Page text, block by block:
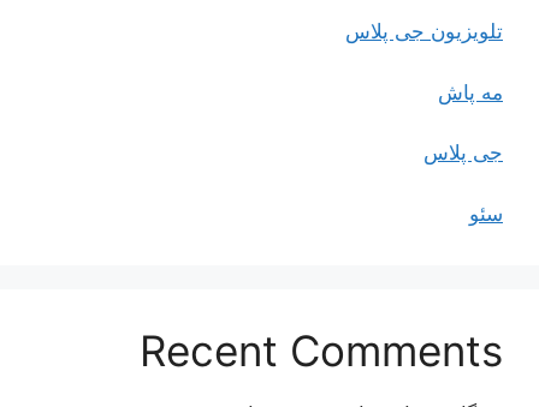
تلویزیون جی پلاس
مه پاش
جی پلاس
سئو
Recent Comments